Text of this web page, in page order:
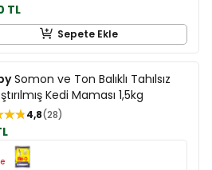
TL
Sepete Ekle
Somon ve Ton Balıklı Tahılsız
Kedi Maması 1,5kg
4,8 28